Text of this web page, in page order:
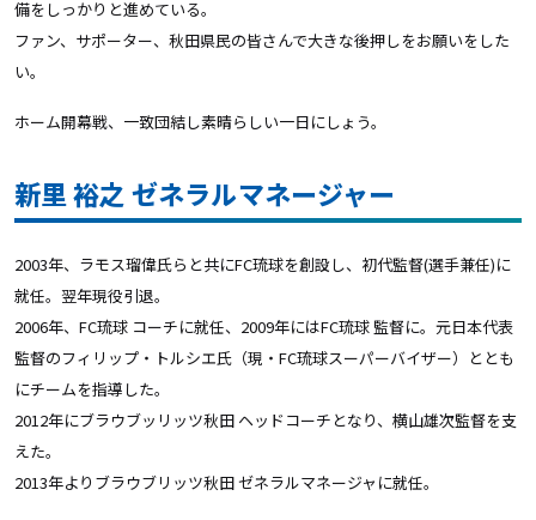
備をしっかりと進めている。
ファン、サポーター、秋田県民の皆さんで大きな後押しをお願いをした
い。
ホーム開幕戦、一致団結し素晴らしい一日にしょう。
新里 裕之 ゼネラルマネージャー
2003年、ラモス瑠偉氏らと共にFC琉球を創設し、初代監督(選手兼任)に
就任。翌年現役引退。
2006年、FC琉球 コーチに就任、2009年にはFC琉球 監督に。元日本代表
監督のフィリップ・トルシエ氏（現・FC琉球スーパーバイザー）ととも
にチームを指導した。
2012年にブラウブッリッツ秋田 ヘッドコーチとなり、横山雄次監督を支
えた。
2013年よりブラウブリッツ秋田 ゼネラルマネージャに就任。